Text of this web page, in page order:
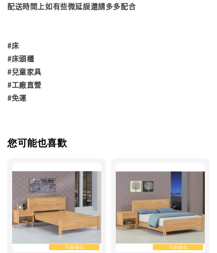
配送時間上如有些微延誤還請多多配合
#床
#床頭櫃
#兒童家具
#工廠直營
#免運
您可能也喜歡